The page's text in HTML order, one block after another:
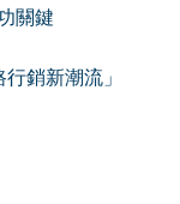
關鍵
銷新潮流」